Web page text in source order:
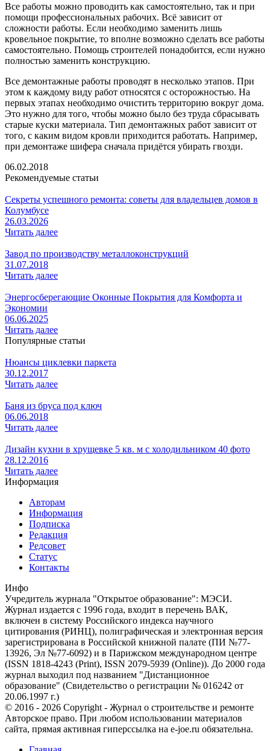
Все работы можно проводить как самостоятельно, так и при
помощи профессиональных рабочих. Всё зависит от
сложности работы. Если необходимо заменить лишь
кровельное покрытие, то вполне возможно сделать все работы
самостоятельно. Помощь строителей понадобится, если нужно
полностью заменить конструкцию.
Все демонтажные работы проводят в несколько этапов. При
этом к каждому виду работ относятся с осторожностью. На
первых этапах необходимо очистить территорию вокруг дома.
Это нужно для того, чтобы можно было без труда сбрасывать
старые куски материала. Тип демонтажных работ зависит от
того, с каким видом кровли приходится работать. Например,
при демонтаже шифера сначала придётся убирать гвозди.
06.02.2018
Рекомендуемые статьи
Секреты успешного ремонта: советы для владельцев домов в
Колумбусе
26.03.2026
Читать далее
Завод по производству металлоконструкций
31.07.2018
Читать далее
Энергосберегающие Оконные Покрытия для Комфорта и
Экономии
06.06.2025
Читать далее
Популярные статьи
Нюансы циклевки паркета
30.12.2017
Читать далее
Баня из бруса под ключ
06.06.2018
Читать далее
Дизайн кухни в хрущевке 5 кв. м с холодильником 40 фото
28.12.2016
Читать далее
Информация
Авторам
Информация
Подписка
Редакция
Редсовет
Статус
Контакты
Инфо
Учредитель журнала "Открытое образование": МЭСИ.
Журнал издается с 1996 года, входит в перечень ВАК,
включен в систему Российского индекса научного
цитирования (РИНЦ), полиграфическая и электронная версия
зарегистрирована в Российской книжной палате (ПИ №77-
13926, Эл №77-6092) и в Парижском международном центре
(ISSN 1818-4243 (Print), ISSN 2079-5939 (Online)). До 2000 года
журнал выходил под названием "Дистанционное
образование" (Свидетельство о регистрации № 016242 от
20.06.1997 г.)
© 2016 - 2026 Copyright - Журнал о строительстве и ремонте
Авторское право. При любом использовании материалов
сайта, прямая активная гиперссылка на e-joe.ru обязательна.